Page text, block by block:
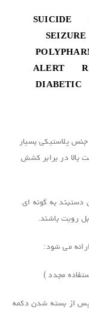
SUICIDE
ALERT
جنس پلاستیکی بسیار
بالا در برابر کشش
دستبند به گونه ای
رویت باشند.
می شود:
پس از بسته شدن دکمه